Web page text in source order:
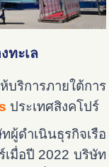
ทะเล
ริการภายใต้การ
ประเทศสิงคโปร์
ดำเนินธุรกิจเรือ
เมื่อปี 2022 บริษัท